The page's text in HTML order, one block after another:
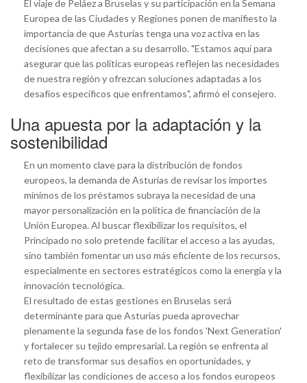
El viaje de Peláez a Bruselas y su participación en la Semana
Europea de las Ciudades y Regiones ponen de manifiesto la
importancia de que Asturias tenga una voz activa en las
decisiones que afectan a su desarrollo. "Estamos aquí para
asegurar que las políticas europeas reflejen las necesidades
de nuestra región y ofrezcan soluciones adaptadas a los
desafíos específicos que enfrentamos", afirmó el consejero.
Una apuesta por la adaptación y la
sostenibilidad
En un momento clave para la distribución de fondos
europeos, la demanda de Asturias de revisar los importes
mínimos de los préstamos subraya la necesidad de una
mayor personalización en la política de financiación de la
Unión Europea. Al buscar flexibilizar los requisitos, el
Principado no solo pretende facilitar el acceso a las ayudas,
sino también fomentar un uso más eficiente de los recursos,
especialmente en sectores estratégicos como la energía y la
innovación tecnológica.
El resultado de estas gestiones en Bruselas será
determinante para que Asturias pueda aprovechar
plenamente la segunda fase de los fondos 'Next Generation'
y fortalecer su tejido empresarial. La región se enfrenta al
reto de transformar sus desafíos en oportunidades, y
flexibilizar las condiciones de acceso a los fondos europeos